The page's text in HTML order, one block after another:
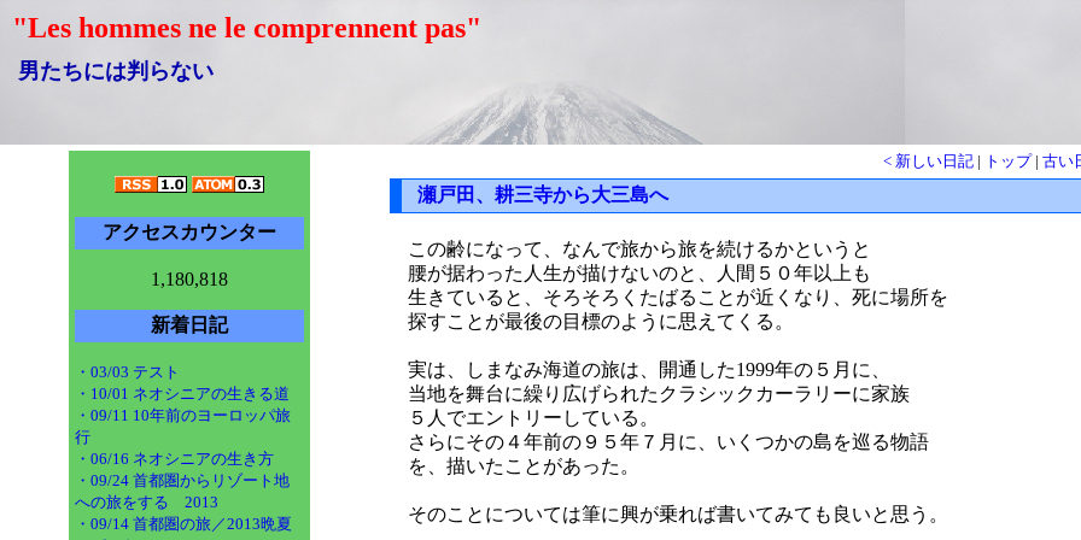
"Les hommes ne le comprennent pas"
男たちには判らない
アクセスカウンター
1,180,818
新着日記
・03/03 テスト
・10/01 ネオシニアの生きる道
・09/11 10年前のヨーロッパ旅
行
・06/16 ネオシニアの生き方
・09/24 首都圏からリゾート地
への旅をする 2013
・09/14 首都圏の旅／2013晩夏
< 新しい日記| トップ| 古い
瀬戸田、耕三寺から大三島へ
この齢になって、なんで旅から旅を続けるかというと
腰が据わった人生が描けないのと、人間５０年以上も
生きていると、そろそろくたばることが近くなり、死に場所を
探すことが最後の目標のように思えてくる。
実は、しまなみ海道の旅は、開通した1999年の５月に、
当地を舞台に繰り広げられたクラシックカーラリーに家族
５人でエントリーしている。
さらにその４年前の９５年７月に、いくつかの島を巡る物語
を、描いたことがあった。
そのことについては筆に興が乗れば書いてみても良いと思う。